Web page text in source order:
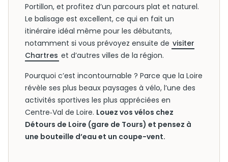
Portillon, et profitez d’un parcours plat et naturel.
Le balisage est excellent, ce qui en fait un
itinéraire idéal même pour les débutants,
notamment si vous prévoyez ensuite de visiter
Chartres et d’autres villes de la région.
Pourquoi c’est incontournable ? Parce que la Loire
révèle ses plus beaux paysages à vélo, l’une des
activités sportives les plus appréciées en
Centre‑Val de Loire. Louez vos vélos chez
Détours de Loire (gare de Tours) et pensez à
une bouteille d’eau et un coupe-vent.